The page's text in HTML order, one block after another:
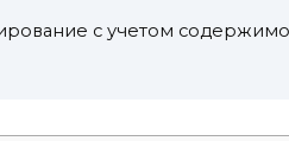
с учетом